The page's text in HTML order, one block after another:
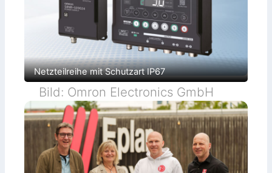
Netzteilreihe mit Schutzart IP67
Bild: Omron Electronics GmbH